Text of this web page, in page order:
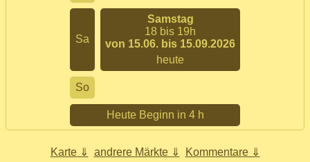
Sa
Samstag
18 bis 19h
von 15.06. bis 15.09.2026
heute
So
Heute Beginn in 4 h
Karte ⇓ andrere Märkte ⇓ Kommentare ⇓